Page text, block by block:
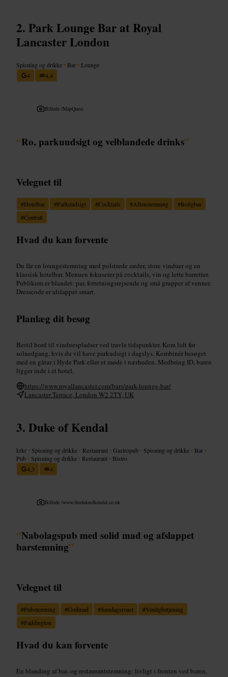
Park Lounge Bar at Royal
Lancaster London
Spisning og drikke • Bar • Lounge
4
4,4
Billede /MapQuest
“Ro, parkuudsigt og velblandede drinks”
Velegnet til
#Hotelbar #Parkuudsigt #Cocktails #Aftenstemning #Roligbar
#Centralt
Hvad du kan forvente
Du får en loungestemning med polstrede sæder, store vinduer og en
klassisk hotelbar. Menuen fokuserer på cocktails, vin og lette barretter.
Publikum er blandet: par, forretningsrejsende og små grupper af venner.
Dresscode er afslappet smart.
Planlæg dit besøg
Bestil bord til vinduespladser ved travle tidspunkter. Kom lidt før
solnedgang, hvis du vil have parkudsigt i dagslys. Kombinér besøget
med en gåtur i Hyde Park eller et møde i nærheden. Medbring ID, baren
ligger inde i et hotel.
https://www.royallancaster.com/bars/park-lounge-bar/
Lancaster Terrace, London W2 2TY, UK
Duke of Kendal
krkr • Spisning og drikke • Restaurant •Gastropub • Spisning og drikke • Bar •
Pub • Spisning og drikke • Restaurant • Bistro
4,3
4
Billede /www.thedukeofkendal.co.uk
“Nabolagspub med solid mad og afslappet
barstemning”
Velegnet til
#Pubstemning #Godmad #Søndagsroast #Venligbetjening
#Paddington
Hvad du kan forvente
En blanding af bar- og restaurantstemning: livligt i fronten ved baren,